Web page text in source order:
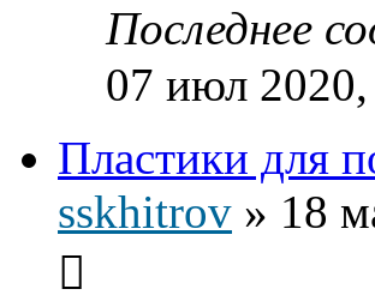
Последнее
07 июл
Пластики для
sskhitrov » 18